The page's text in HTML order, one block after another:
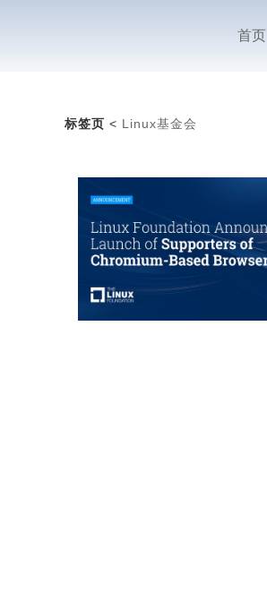
首页
标签页 < Linux基金会